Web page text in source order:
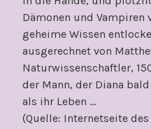
Dämonen und
geheime Wissen
ausgerechnet von
Naturwissenschaftler,
der Mann, der Diana
als ihr Leben …
(Quelle: Internetseite des